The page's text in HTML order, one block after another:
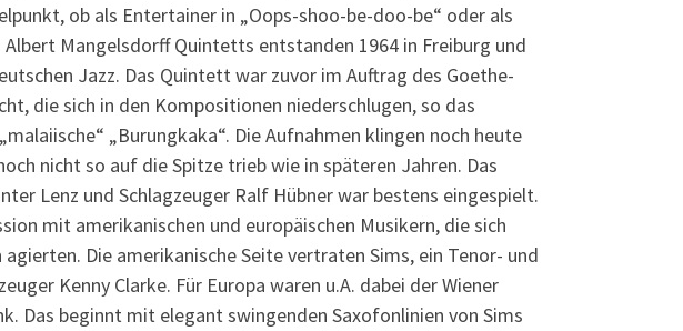
ob als Entertainer in „Oops-shoo-be-doo-be“ oder als
Mangelsdorff Quintetts entstanden 1964 in Freiburg und
Jazz. Das Quintett war zuvor im Auftrag des Goethe-
die sich in den Kompositionen niederschlugen, so das
„Burungkaka“. Die Aufnahmen klingen noch heute
nicht so auf die Spitze trieb wie in späteren Jahren. Das
Lenz und Schlagzeuger Ralf Hübner war bestens eingespielt.
mit amerikanischen und europäischen Musikern, die sich
Die amerikanische Seite vertraten Sims, ein Tenor- und
Kenny Clarke. Für Europa waren u.A. dabei der Wiener
Das beginnt mit elegant swingenden Saxofonlinien von Sims